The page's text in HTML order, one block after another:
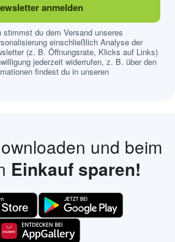
anmelden
du dem Versand unseres
einschließlich Analyse der
(z. B. Öffnungsrate, Klicks auf Links)
jederzeit widerrufen, z. B. über den
findest du in unseren
und beim
Einkauf sparen!